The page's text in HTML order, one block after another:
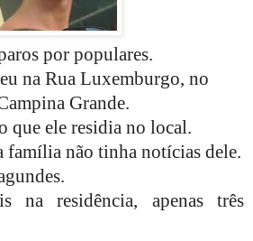
por populares.
na Rua Luxemburgo, no
Grande.
que ele residia no local.
família não tinha notícias dele.
na residência, apenas três